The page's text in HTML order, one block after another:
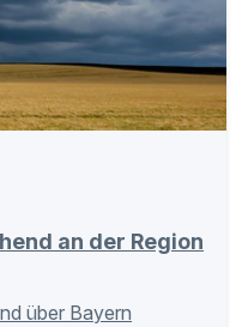
an der Region
über Bayern